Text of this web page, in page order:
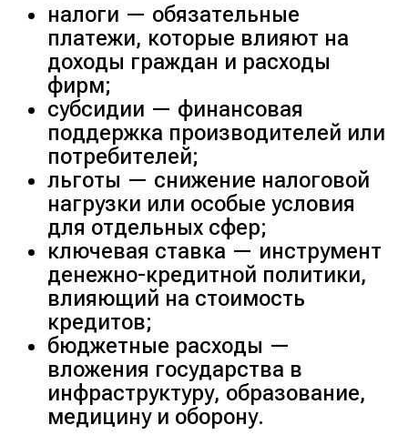
налоги — обязательные
платежи, которые влияют на
доходы граждан и расходы
фирм;
субсидии — финансовая
поддержка производителей или
потребителей;
льготы — снижение налоговой
нагрузки или особые условия
для отдельных сфер;
ключевая ставка — инструмент
денежно-кредитной политики,
влияющий на стоимость
кредитов;
бюджетные расходы —
вложения государства в
инфраструктуру, образование,
медицину и оборону.